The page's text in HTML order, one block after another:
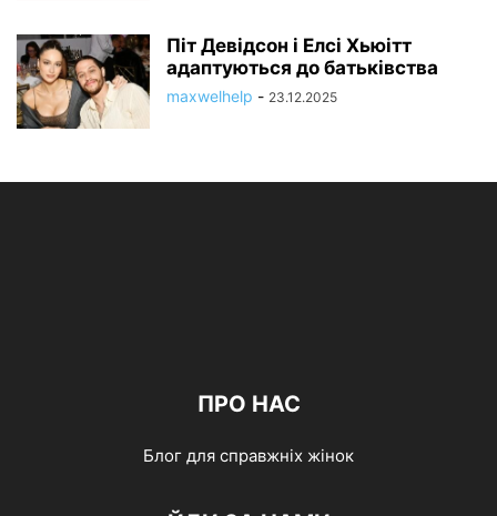
Піт Девідсон і Елсі Хьюітт
адаптуються до батьківства
maxwelhelp - 23.12.2025
ПРО НАС
Блог для справжніх жінок